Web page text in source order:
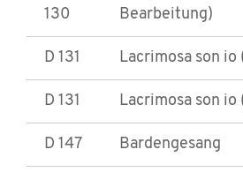
130
Bearbeitung)
D 131 Lacrimosa son io
D 131 Lacrimosa son io
D 147 Bardengesang